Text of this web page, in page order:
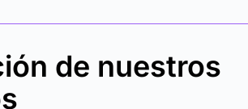
de nuestros